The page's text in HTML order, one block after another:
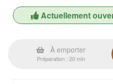
Actuellement
À emporter
Préparation : 20 min